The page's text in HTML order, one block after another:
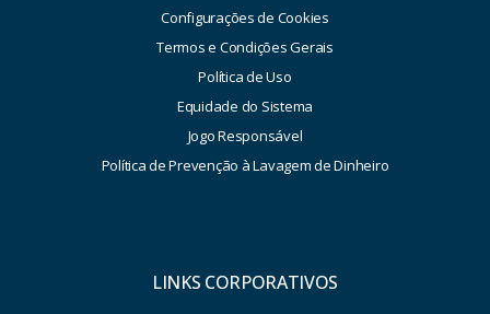
Configurações de Cookies
Termos e Condições Gerais
Política de Uso
Equidade do Sistema
Jogo Responsável
Política de Prevenção à Lavagem de Dinheiro
LINKS CORPORATIVOS